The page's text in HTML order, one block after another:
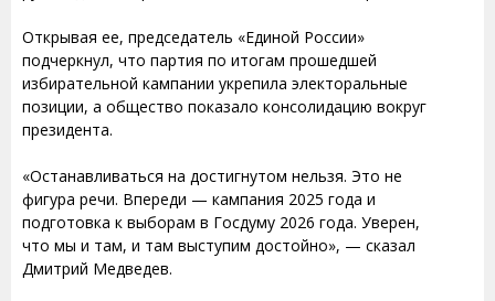
Открывая ее, председатель «Единой России»
подчеркнул, что партия по итогам прошедшей
избирательной кампании укрепила электоральные
позиции, а общество показало консолидацию вокруг
президента.
«Останавливаться на достигнутом нельзя. Это не
фигура речи. Впереди — кампания 2025 года и
подготовка к выборам в Госдуму 2026 года. Уверен,
что мы и там, и там выступим достойно», — сказал
Дмитрий Медведев.